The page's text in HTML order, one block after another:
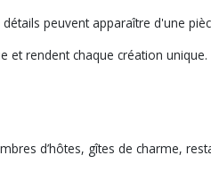
peuvent apparaître d'une
et rendent chaque création unique.
d’hôtes, gîtes de charme,